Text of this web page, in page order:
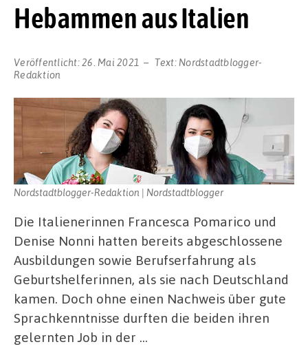
Hebammen aus Italien
Veröffentlicht:26. Mai 2021 Text: Nordstadtblogger-
Redaktion
Nordstadtblogger-Redaktion | Nordstadtblogger
Die Italienerinnen Francesca Pomarico und
Denise Nonni hatten bereits abgeschlossene
Ausbildungen sowie Berufserfahrung als
Geburtshelferinnen, als sie nach Deutschland
kamen. Doch ohne einen Nachweis über gute
Sprachkenntnisse durften die beiden ihren
gelernten Job in der …